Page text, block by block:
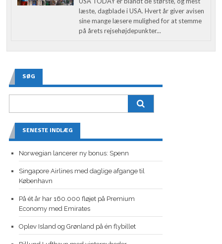
læste, dagblade i USA. Hvert år giver avisen
sine mange læsere mulighed for at stemme
på årets rejsehøjdepunkter...
SØG
SENESTE INDLÆG
Norwegian lancerer ny bonus: Spenn
Singapore Airlines med daglige afgange til
København
På ét år har 160.000 fløjet på Premium
Economy med Emirates
Oplev Island og Grønland på én flybillet